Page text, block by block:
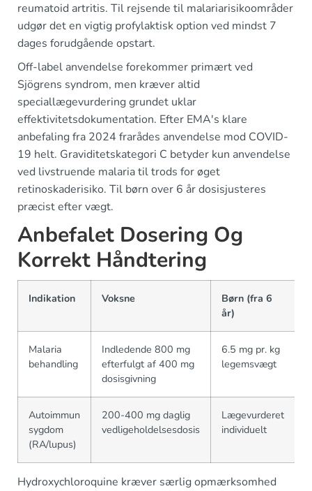
reumatoid artritis. Til rejsende til malariarisikoområder
udgør det en vigtig profylaktisk option ved mindst 7
dages forudgående opstart.
Off-label anvendelse forekommer primært ved
Sjögrens syndrom, men kræver altid
speciallægevurdering grundet uklar
effektivitetsdokumentation. Efter EMA's klare
anbefaling fra 2024 frarådes anvendelse mod COVID-
19 helt. Graviditetskategori C betyder kun anvendelse
ved livstruende malaria til trods for øget
retinoskaderisiko. Til børn over 6 år dosisjusteres
præcist efter vægt.
Anbefalet Dosering Og
Korrekt Håndtering
Indikation Voksne
Børn (fra 6
år)
Malaria
behandling
Indledende 800 mg
efterfulgt af 400 mg
dosisgivning
6.5 mg pr. kg
legemsvægt
Autoimmun
sygdom
(RA/lupus)
200-400 mg daglig
vedligeholdelsesdosis
Lægevurderet
individuelt
Hydroxychloroquine kræver særlig opmærksomhed